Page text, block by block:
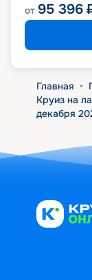
от 95 396
Главная •
Круиз на
декабря